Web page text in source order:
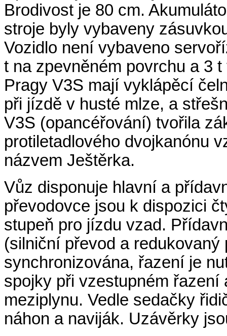
Brodivost je 80 cm.
stroje byly vybaveny
Vozidlo není vybaveno
t na zpevněném povrchu a 3
Pragy V3S mají vyklápěcí
při jízdě v husté mlze, a
V3S (opancéřování) tvořila
protiletadlového dvojkanónu
názvem Ještěrka.
Vůz disponuje hlavní a
převodovce jsou k dispozici
stupeň pro jízdu vzad.
(silniční převod a
synchronizována, řazení je
spojky při vzestupném
meziplynu. Vedle sedačky
náhon a naviják. Uzávěrky